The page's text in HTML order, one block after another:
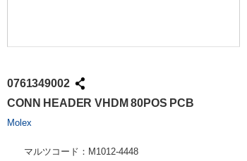
0761349002
CONN HEADER VHDM 80POS PCB
Molex
マルツコード： M1012-4448